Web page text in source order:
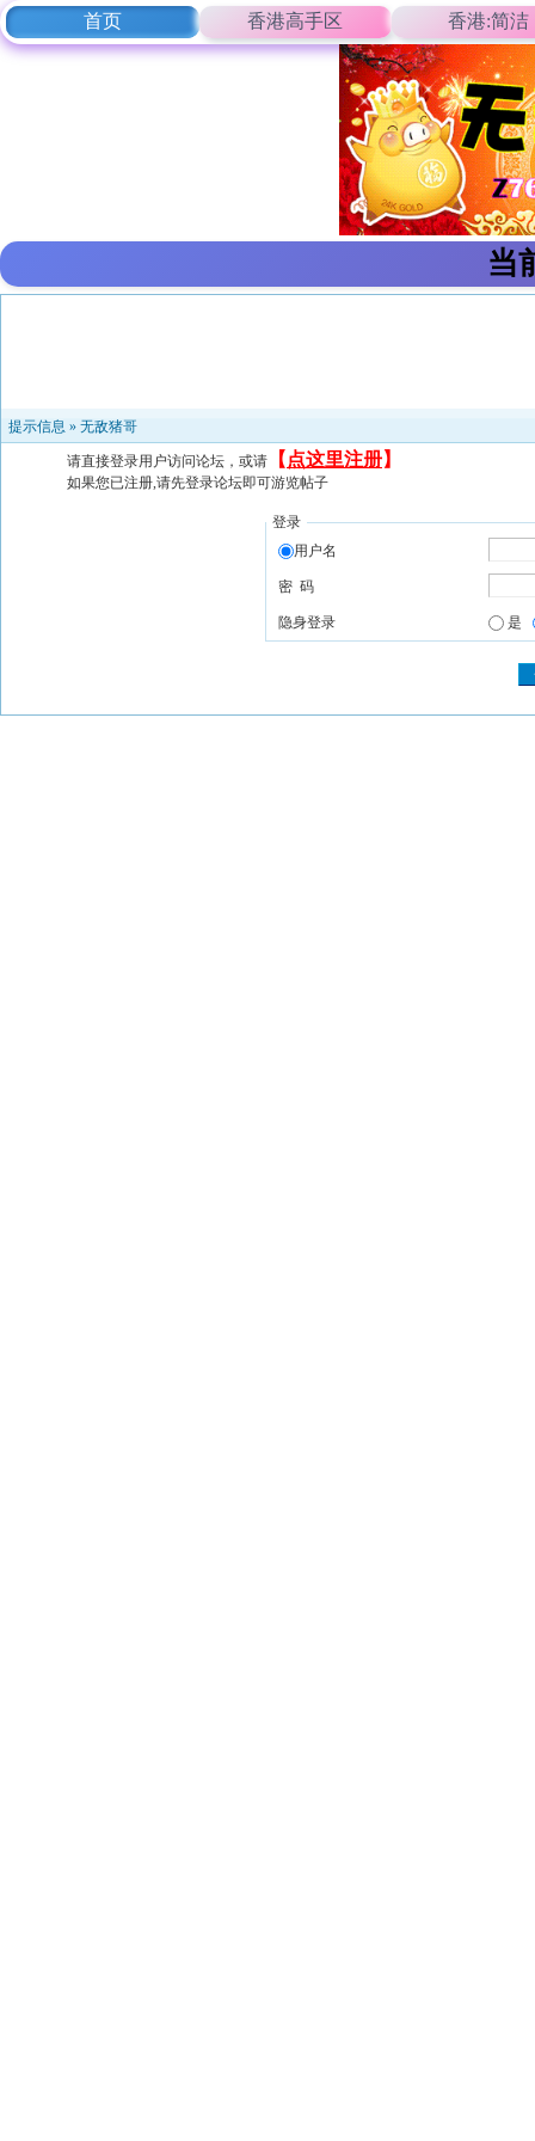
首页 香港高手区 香港:简洁
当
提示信息 » 无敌猪哥
请直接登录用户访问论坛，或请 【 点这里注册】
如果您已注册,请先登录论坛即可游览帖子
登录
用户名
密 码
隐身登录 是